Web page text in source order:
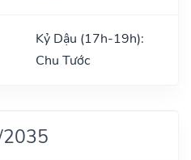
Kỷ Dậu (17h-19h):
Chu Tước